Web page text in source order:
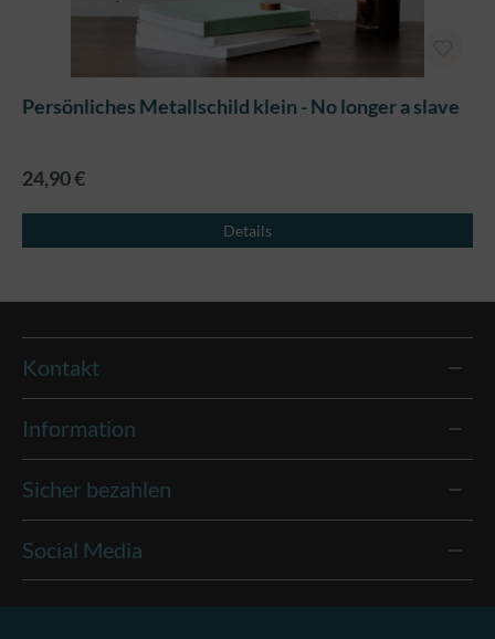
Persönliches Metallschild klein - No longer a slave
24,90 €
Details
Kontakt
Information
Sicher bezahlen
Social Media